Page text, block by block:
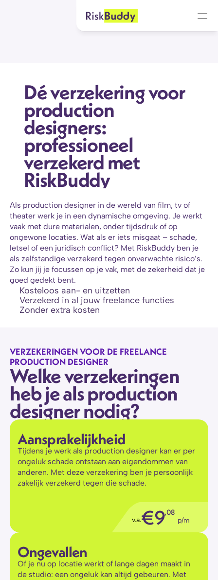
Dé verzekering voor
production
designers:
professioneel
verzekerd met
RiskBuddy
Als production designer in de wereld van film, tv of
theater werk je in een dynamische omgeving. Je werkt
vaak met dure materialen, onder tijdsdruk of op
ongewone locaties. Wat als er iets misgaat – schade,
letsel of een juridisch conflict? Met RiskBuddy ben je
als zelfstandige verzekerd tegen onverwachte risico’s.
Zo kun jij je focussen op je vak, met de zekerheid dat je
goed gedekt bent.
Kosteloos aan- en uitzetten
Verzekerd in al jouw freelance functies
Zonder extra kosten
VERZEKERINGEN VOOR DE FREELANCE
PRODUCTION DESIGNER
Welke verzekeringen
heb je als production
designer nodig?
Aansprakelijkheid
Tijdens je werk als production designer kan er per
ongeluk schade ontstaan aan eigendommen van
anderen. Met deze verzekering ben je persoonlijk
zakelijk verzekerd tegen die schade.
v.a.€9,08
p/m
Ongevallen
Of je nu op locatie werkt of lange dagen maakt in
de studio: een ongeluk kan altijd gebeuren. Met